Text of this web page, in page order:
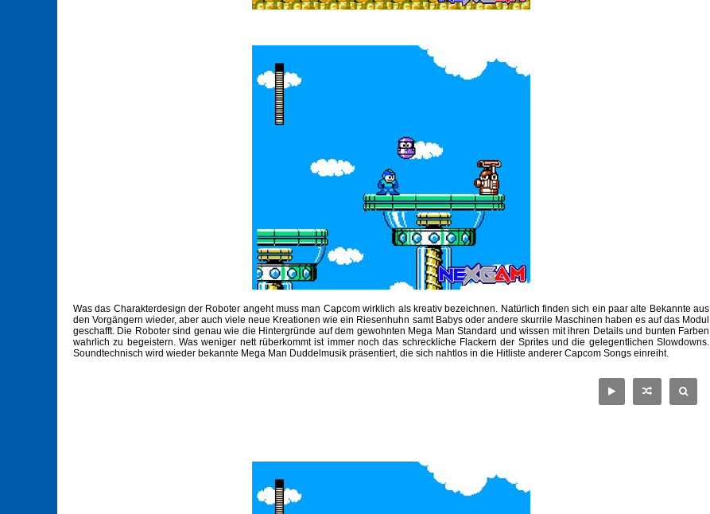
Was das Charakterdesign der Roboter angeht muss man Capcom wirklich als kreativ bezeichnen. Natürlich finden sich ein paar alte Bekannte aus
den Vorgängern wieder, aber auch viele neue Kreationen wie ein Riesenhuhn samt Babys oder andere skurrile Maschinen haben es auf das Modul
geschafft. Die Roboter sind genau wie die Hintergründe auf dem gewohnten Mega Man Standard und wissen mit ihren Details und bunten Farben
wahrlich zu begeistern. Was weniger nett rüberkommt ist immer noch das schreckliche Flackern der Sprites und die gelegentlichen Slowdowns.
Soundtechnisch wird wieder bekannte Mega Man Duddelmusik präsentiert, die sich nahtlos in die Hitliste anderer Capcom Songs einreiht.